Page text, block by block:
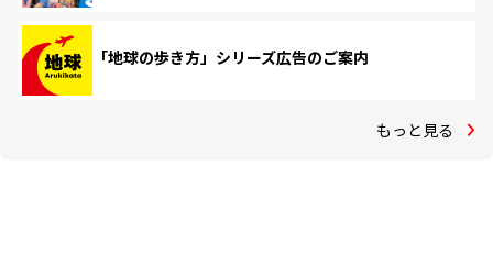
「地球の歩き方」シリーズ広告のご案内
もっと見る